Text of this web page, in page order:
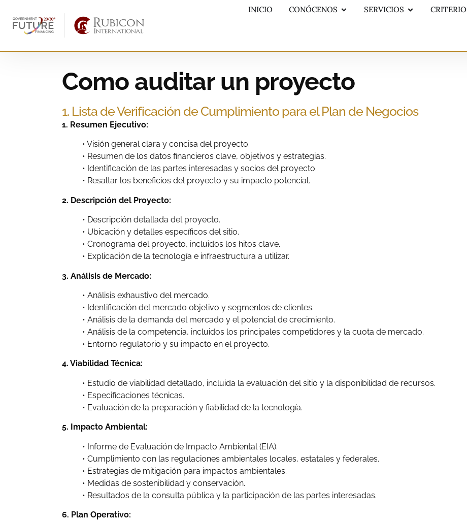
INICIO CONÓCENOS SERVICIOS CRITERIO
Como auditar un proyecto
1. Lista de Verificación de Cumplimiento para el Plan de Negocios
1. Resumen Ejecutivo:
• Visión general clara y concisa del proyecto.
• Resumen de los datos financieros clave, objetivos y estrategias.
• Identificación de las partes interesadas y socios del proyecto.
• Resaltar los beneficios del proyecto y su impacto potencial.
2. Descripción del Proyecto:
• Descripción detallada del proyecto.
• Ubicación y detalles específicos del sitio.
• Cronograma del proyecto, incluidos los hitos clave.
• Explicación de la tecnología e infraestructura a utilizar.
3. Análisis de Mercado:
• Análisis exhaustivo del mercado.
• Identificación del mercado objetivo y segmentos de clientes.
• Análisis de la demanda del mercado y el potencial de crecimiento.
• Análisis de la competencia, incluidos los principales competidores y la cuota de mercado.
• Entorno regulatorio y su impacto en el proyecto.
4. Viabilidad Técnica:
• Estudio de viabilidad detallado, incluida la evaluación del sitio y la disponibilidad de recursos.
• Especificaciones técnicas.
• Evaluación de la preparación y fiabilidad de la tecnología.
5. Impacto Ambiental:
• Informe de Evaluación de Impacto Ambiental (EIA).
• Cumplimiento con las regulaciones ambientales locales, estatales y federales.
• Estrategias de mitigación para impactos ambientales.
• Medidas de sostenibilidad y conservación.
• Resultados de la consulta pública y la participación de las partes interesadas.
6. Plan Operativo: